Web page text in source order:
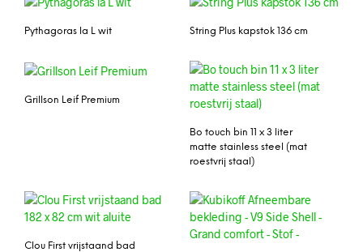
Pythagoras la L wit String Plus kapstok 136 cm
Grillson Leif Premium
Bo touch bin 11 x 3 liter
matte stainless steel (mat
roestvrij staal)
Clou First vrijstaand bad